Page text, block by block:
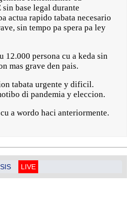
sin base legal durante
actua rapido tabata necesario
sin tempo pa spera pa ley
12.000 persona cu a keda sin
mas grave den pais.
tabata urgente y dificil.
di pandemia y eleccion.
a wordo haci anteriormente.
LIVE